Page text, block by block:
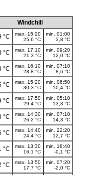
Windchill
°C
max. 15:20
25,6 °C
min. 01:00
3,8 °C
°C
max. 17:10
21,3 °C
min. 09:20
12,0 °C
°C
max. 16:10
28,8 °C
min. 07:10
8,6 °C
°C
max. 15:20
30,3 °C
min. 06:50
10,4 °C
°C
max. 17:50
29,4 °C
min. 05:10
13,3 °C
°C
max. 14:30
26,2 °C
min. 07:10
14,3 °C
°C
max. 14:40
24,4 °C
min. 22:20
12,7 °C
°C
max. 13:30
16,1 °C
min. 18:40
-0,1 °C
°C
max. 13:50
17,7 °C
min. 07:20
-2,0 °C